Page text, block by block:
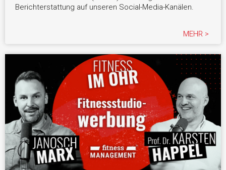
Berichterstattung auf unseren Social-Media-Kanälen.
MEHR >